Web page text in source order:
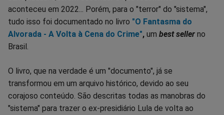
aconteceu em 2022... Porém, para o "terror" do "sistema",
tudo isso foi documentado no livro "O Fantasma do
Alvorada - A Volta à Cena do Crime", um best seller no
Brasil.
O livro, que na verdade é um "documento", já se
transformou em um arquivo histórico, devido ao seu
corajoso conteúdo. São descritas todas as manobras do
"sistema" para trazer o ex-presidiário Lula de volta ao